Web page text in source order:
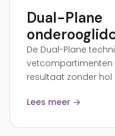
Dual-Plane
De Dual-Plane
vetcompartimenten
resultaat zonder
Lees meer →